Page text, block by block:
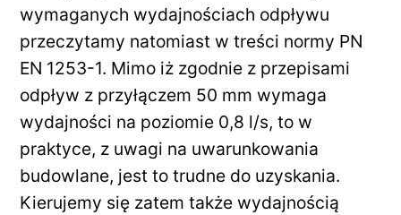
wymaganych wydajnościach odpływu
przeczytamy natomiast w treści normy PN
EN 1253-1. Mimo iż zgodnie z przepisami
odpływ z przyłączem 50 mm wymaga
wydajności na poziomie 0,8 l/s, to w
praktyce, z uwagi na uwarunkowania
budowlane, jest to trudne do uzyskania.
Kierujemy się zatem także wydajnością